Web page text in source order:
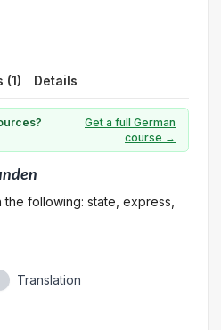
(1) Details
Get a full German
course →
following: state, express,
Translation